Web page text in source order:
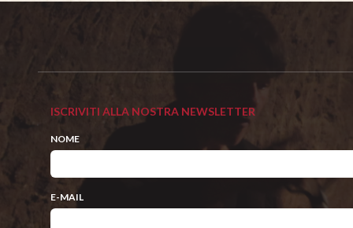
ISCRIVITI ALLA NOSTRA NEWSLETTER
NOME
E-MAIL